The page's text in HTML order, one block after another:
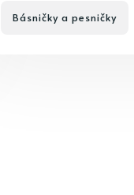
Básničky a pesničky